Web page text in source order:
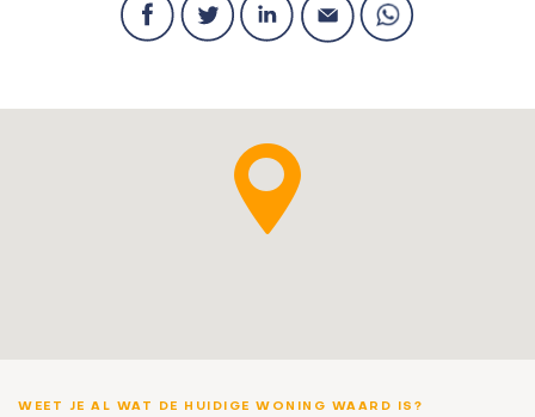
WEET JE AL WAT DE HUIDIGE WONING WAARD IS?